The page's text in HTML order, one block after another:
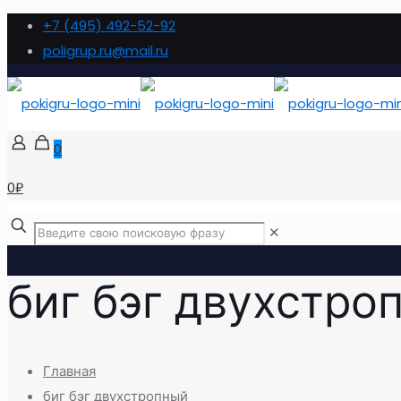
+7 (495) 492-52-92
poligrup.ru@mail.ru
0
0₽
✕
биг бэг
Главная
биг бэг двухстропный